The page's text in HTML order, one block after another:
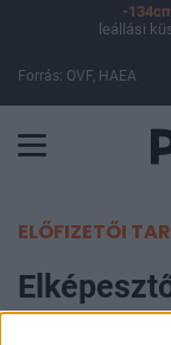
-
leállási
Forrás: OVF, HAEA
ELŐFIZETŐI